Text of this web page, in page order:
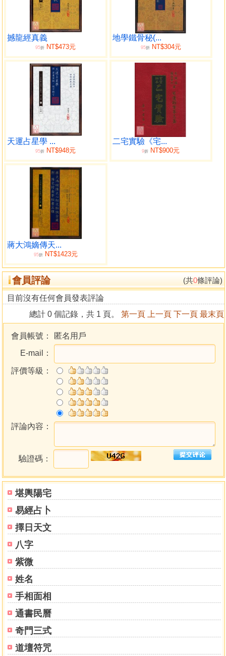
堪輿陽宅
易經占卜
擇日天文
八字
紫微
姓名
手相面相
通書民曆
奇門三式
道壇符咒
於此，而有日景羅經之創製，并附用法……誠辨方定向之真
訣也。」吳氏《樓宇寶鑒》，又多日景羅經於現代陽宅應用
方法及實例，讀者宜二書同讀。
為令二書不致湮沒，特以最新技術清理版面精印，一以
作術數資料保存珍藏，一以供同道中人參考研究。
撼龍經真義
95折 NT$473元
地學鐵骨秘(...
95折NT$304元
天運占星學 ...
95折 NT$948元
二宅實驗《宅...
9折 NT$900元
蔣大鴻嫡傳天...
95折NT$1423元
會員評論 (共0條評論)
目前沒有任何會員發表評論
總計 0 個記錄，共 1 頁。 第一頁 上一頁 下一頁 最末頁
會員帳號：
匿名用戶
E-mail：
評價等級：
評論內容：
驗證碼：